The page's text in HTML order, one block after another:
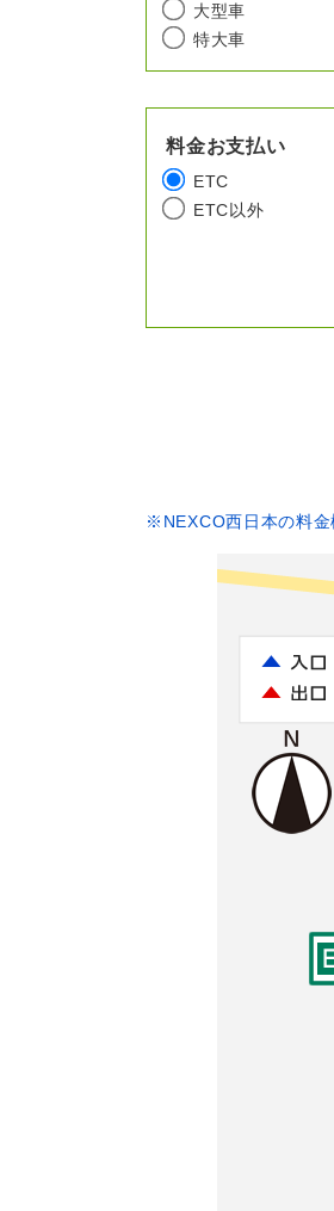
大型車
特大車
料金お支払い
ETC
ETC以外
※NEXCO西日本の料金